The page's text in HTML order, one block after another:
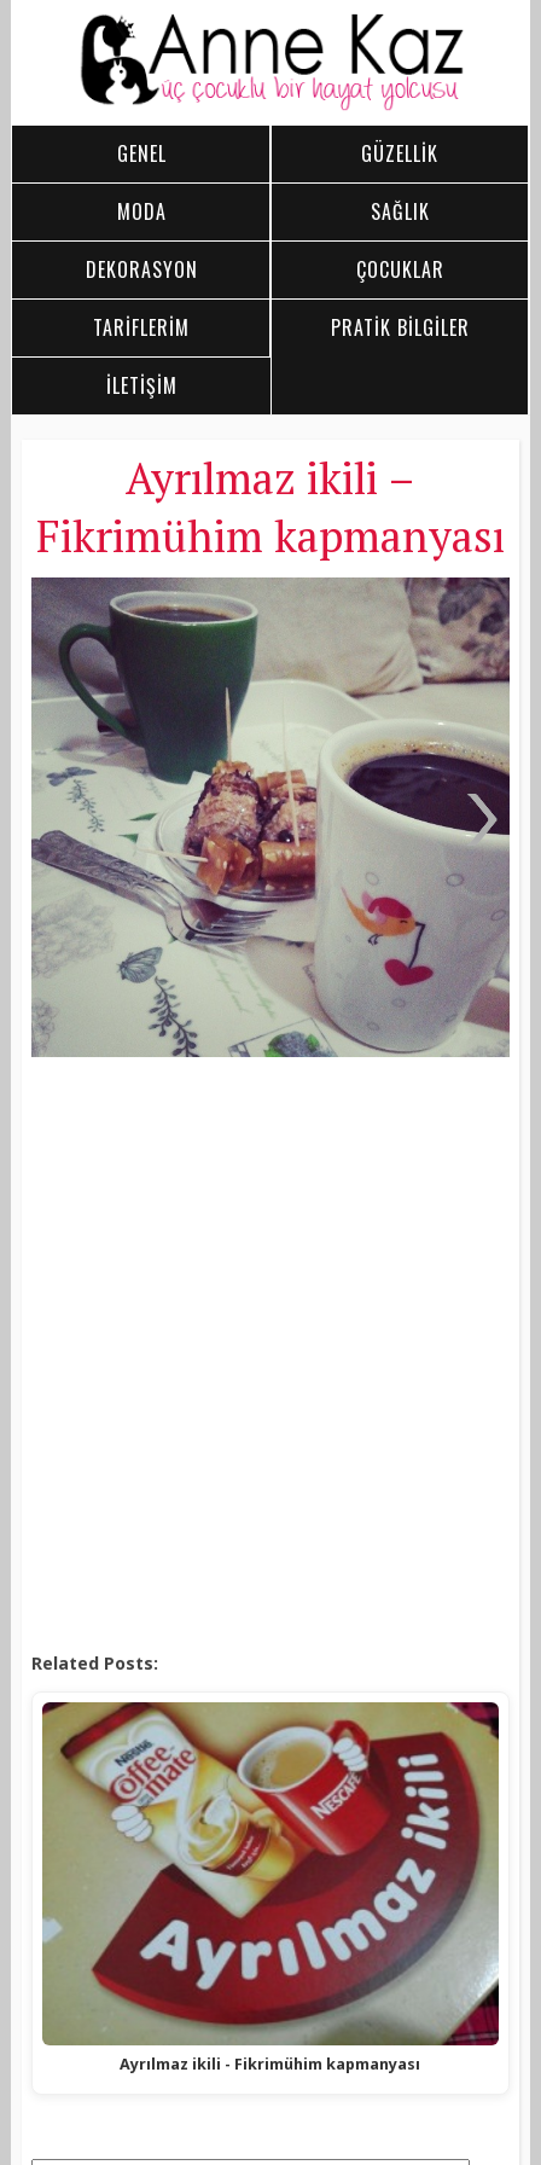
GENEL
GÜZELLİK
MODA
SAĞLIK
DEKORASYON
ÇOCUKLAR
TARİFLERİM
PRATİK BİLGİLER
İLETİŞİM
Ayrılmaz ikili –
Fikrimühim kapmanyası
Related Posts:
Ayrılmaz ikili - Fikrimühim kapmanyası